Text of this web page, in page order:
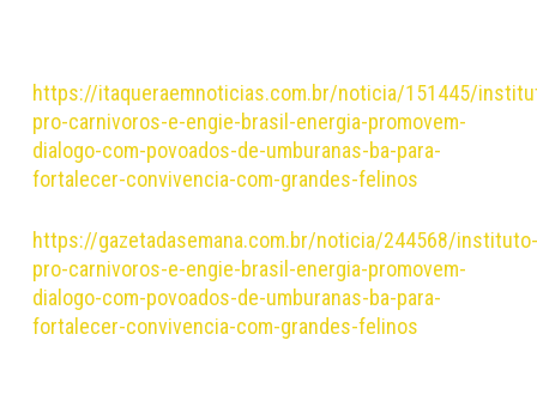
https://itaqueraemnoticias.com.br/noticia/151445/
pro-carnivoros-e-engie-brasil-energia-promovem-
dialogo-com-povoados-de-umburanas-ba-para-
fortalecer-convivencia-com-grandes-felinos
https://gazetadasemana.com.br/noticia/244568/instituto-
pro-carnivoros-e-engie-brasil-energia-promovem-
dialogo-com-povoados-de-umburanas-ba-para-
fortalecer-convivencia-com-grandes-felinos